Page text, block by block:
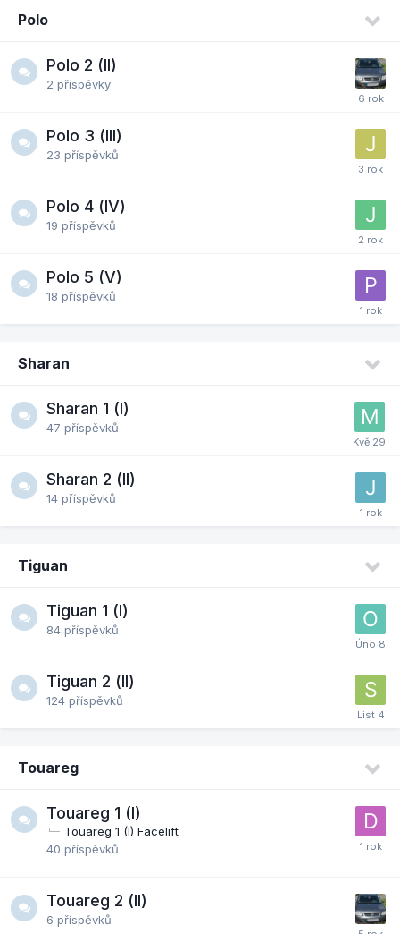
Polo
Polo 2 (II)
2 příspěvky
Polo 3 (III)
23 příspěvků
Polo 4 (IV)
19 příspěvků
Polo 5 (V)
18 příspěvků
Sharan
Sharan 1 (I)
47 příspěvků
Sharan 2 (II)
14 příspěvků
Tiguan
Tiguan 1 (I)
84 příspěvků
Tiguan 2 (II)
124 příspěvků
Touareg
Touareg 1 (I)
Touareg 1 (I) Facelift
40 příspěvků
Touareg 2 (II)
6 příspěvků